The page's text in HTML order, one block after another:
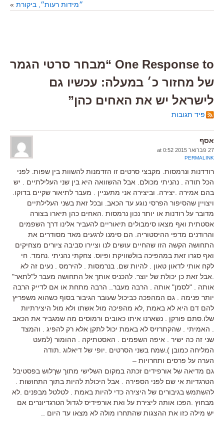
״מידות רעות״, ביקורת »
One Response to “מבחר סרטי הגמר
של מחזור כ׳ במעלה: עכשיו גם
לישראל יש את האחים כהן”
פיד תגובות
אסף
27 פברואר 2015 at 0:52
PERMALINK
רודדנות ונרמסות. מקבצי סרטים זו הזדמנות להשוות בין שפות. לפני
הכל תודה . נהניתי מכולם. אבל ההשוואה היא בין שני העלילתיים . יש
בהם אמירה .יצירה. וביצירה אני מתעניין . מעבר לתיאור שקיים בדוקו.
ויצויין שהסיפור הפרסי נוגע עד הכאב. ובכל זאת בשני העלילתיים
מדובר על רודנות או יותר נכון נרמסות .האחים כהן תיארו בצורה
אסטתית ואף מצאו סימבולים תיאוריים להעביר אלינו דרך השפמים
והרודנים מדפי ההיסטוריה. הם סימנו לרגעים מאד מסודרים את
התחושה הקשה הזו שהחיים עושים לנו וציירו סביבה ציורים מצחיקים
ואף סגרו זאת במהפיכה בולשוויקת ופיוס. צחקתי נהניתי .נחמד. חי
לקח אותי לדאון טאון . להיות שם. בנרמסות . להירמס . נעים זה לא
.אבל זאת כן יכולת של יוצר. להכניס אותך אל התחושה מעבר ל"לתאר"
אותה . "לסמן" אותה . הרבה מעבר.. הרבה מתחת או אם לדייק הרבה
יותר פנימה . גם המהפכה כביכול שעובר הגיבור בסוף כשהוא משפריץ
להם דם היא לא באמת ,לא מהפיכה מול אשתו ולא מול היצירתיות
שלו.סתם פורקן . נשארנו איתו כאובים ורמוסים מה שמגביר את הכאב
. האמיתי . שהקתרזיס לא באמת יכול לתקן אלא רק להפיג . והמצד
שני זה כה ישיר . איפה השפמים . האסטתיקה . ההומור (למעט
המליחה כמובן ).שמח בשני הסרטים .יופי של דיאלוג .תודה
הערה על פרסים ותחרויות –
גם מדיאה של אורפידים זכתה במקום השלישי מתוך שךלוש בפסטיבל
הטרגדיות אי שם לפני הספירה . אבל היכולת להיות בתוך התחושות .
להשתמש בגיבורים של היצירה כדי להיות באמת . לטלטל מבפנים .לא
מבחוץ .הפכו אותה ליצירת על ואת אורפידיס לגדול הטרגדיונרים אם
יש מילה כזו את ההצגות שהתחרו מולה לא מצאו עד היום ..